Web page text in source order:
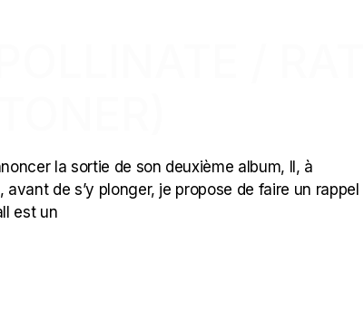
la sortie de son deuxième album, II, à
de s’y plonger, je propose de faire un rappel
est un